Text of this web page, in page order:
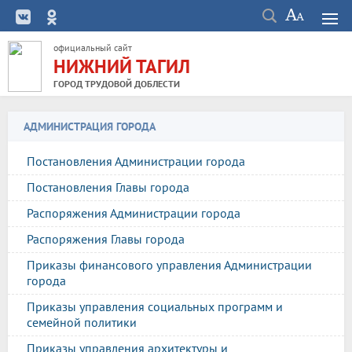
официальный сайт
НИЖНИЙ ТАГИЛ
ГОРОД ТРУДОВОЙ ДОБЛЕСТИ
АДМИНИСТРАЦИЯ ГОРОДА
Постановления Администрации города
Постановления Главы города
Распоряжения Администрации города
Распоряжения Главы города
Приказы финансового управления Администрации
города
Приказы управления социальных программ и
семейной политики
Приказы управления архитектуры и